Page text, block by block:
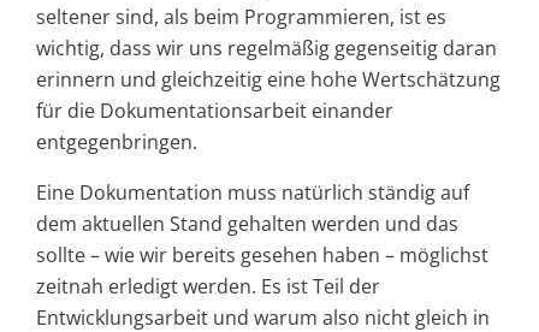
seltener sind, als beim Programmieren, ist es
wichtig, dass wir uns regelmäßig gegenseitig daran
erinnern und gleichzeitig eine hohe Wertschätzung
für die Dokumentationsarbeit einander
entgegenbringen.
Eine Dokumentation muss natürlich ständig auf
dem aktuellen Stand gehalten werden und das
sollte – wie wir bereits gesehen haben – möglichst
zeitnah erledigt werden. Es ist Teil der
Entwicklungsarbeit und warum also nicht gleich in